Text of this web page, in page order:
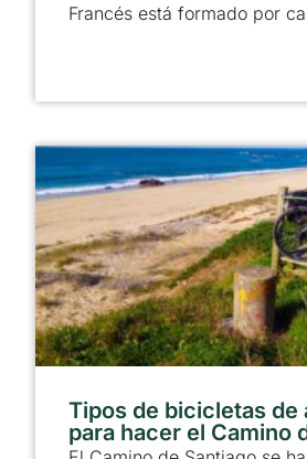
Francés está formado por
Tipos de bicicletas de
para hacer el Camino